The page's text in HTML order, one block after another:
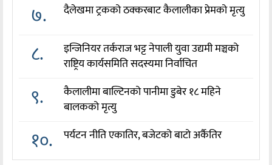
७. दैलेखमा ट्रकको ठक्करबाट कैलालीका प्रेमको मृत्यु
८.
इन्जिनियर तर्कराज भट्ट नेपाली युवा उद्यमी मञ्चको
राष्ट्रिय कार्यसमिति सदस्यमा निर्वाचित
९.
कैलालीमा बाल्टिनको पानीमा डुबेर १८ महिने
बालकको मृत्यु
१०. पर्यटन नीति एकातिर, बजेटको बाटो अर्कैतिर